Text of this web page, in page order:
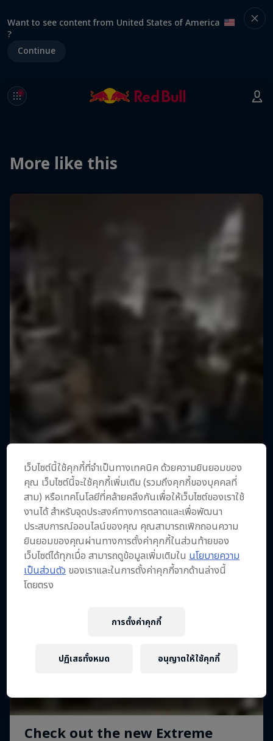
Want to see content from United States of America
?
Continue
More like this
เว็บไซต์นี้ใช้คุกกี้ที่จำเป็นทางเทคนิค ด้วยความยินยอมของ
คุณ เว็บไซต์นี้จะใช้คุกกี้เพิ่มเติม (รวมถึงคุกกี้ของบุคคลที่
สาม) หรือเทคโนโลยีที่คล้ายคลึงกันเพื่อให้เว็บไซต์ของเราใช้
งานได้ สำหรับจุดประสงค์ทางการตลาดและเพื่อพัฒนา
ประสบการณ์ออนไลน์ของคุณ คุณสามารถเพิกถอนความ
ยินยอมของคุณผ่านทางการตั้งค่าคุกกี้ในส่วนท้ายของ
เว็บไซต์ได้ทุกเมื่อ สามารถดูข้อมูลเพิ่มเติมในนโยบายความ
เป็นส่วนตัวของเราและในการตั้งค่าคุกกี้จากด้านล่างนี้
โดยตรง
การตั้งค่าคุกกี้
ปฏิเสธทั้งหมด อนุญาตให้ใช้คุกกี้